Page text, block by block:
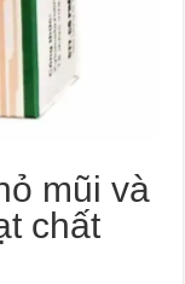
mũi và
chất